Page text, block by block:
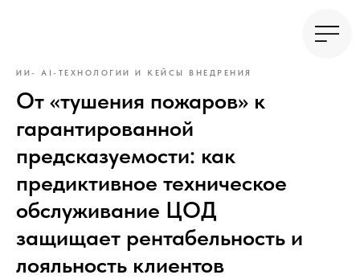
ИИ- AI-ТЕХНОЛОГИИ И КЕЙСЫ ВНЕДРЕНИЯ
От «тушения пожаров» к
гарантированной
предсказуемости: как
предиктивное техническое
обслуживание ЦОД
защищает рентабельность и
лояльность клиентов